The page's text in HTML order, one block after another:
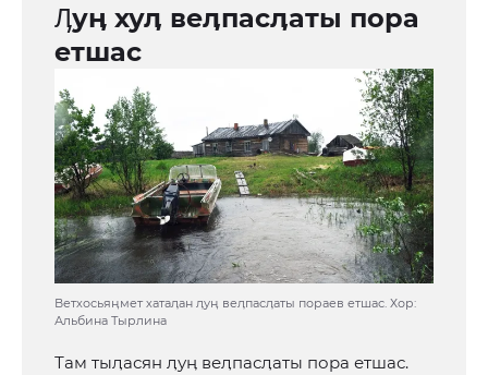
Ӆуӊ хуӆ веӆпасӆаты пора
етшас
Ветхосьяӊмет хатаӆан ӆуӊ веӆпасӆаты пораев етшас. Хор:
Альбина Тырлина
Там тыӆасян ӆуӊ веӆпасӆаты пора етшас.